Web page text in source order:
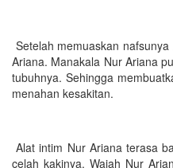
Setelah memuaskan
Ariana. Manakala Nur Ariana
tubuhnya. Sehingga
menahan kesakitan.
Alat intim Nur Ariana terasa
celah kakinya. Wajah Nur